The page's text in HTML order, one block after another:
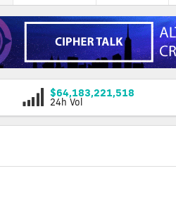
$64,183,221,518
24h Vol